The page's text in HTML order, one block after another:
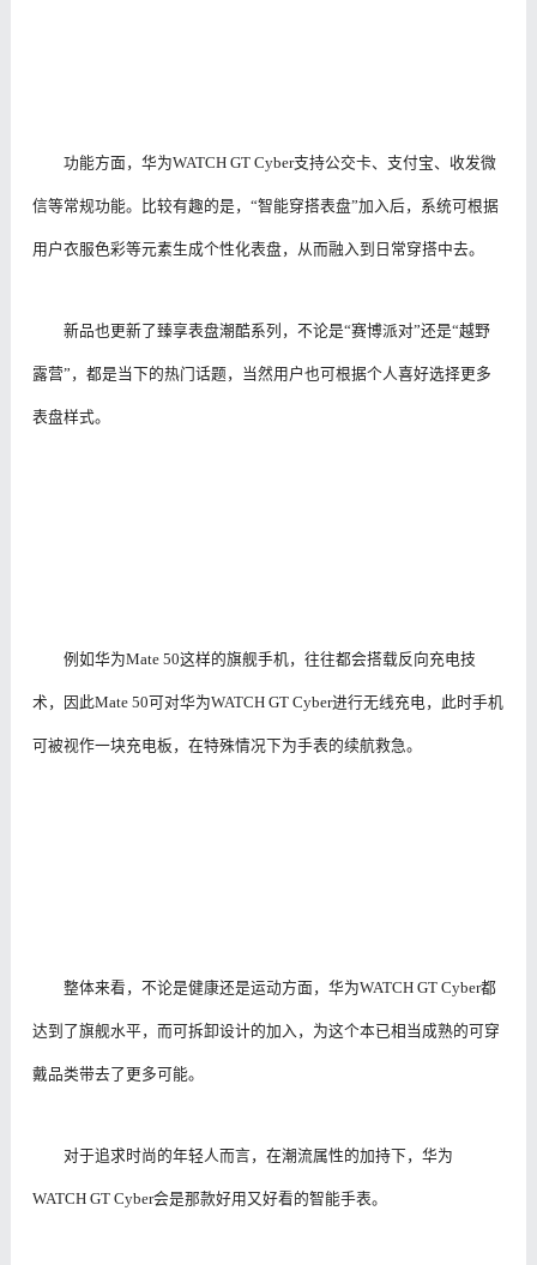
功能方面，华为WATCH GT Cyber支持公交卡、支付宝、收发微
信等常规功能。比较有趣的是，“智能穿搭表盘”加入后，系统可根据
用户衣服色彩等元素生成个性化表盘，从而融入到日常穿搭中去。
新品也更新了臻享表盘潮酷系列，不论是“赛博派对”还是“越野
露营”，都是当下的热门话题，当然用户也可根据个人喜好选择更多
表盘样式。
例如华为Mate 50这样的旗舰手机，往往都会搭载反向充电技
术，因此Mate 50可对华为WATCH GT Cyber进行无线充电，此时手机
可被视作一块充电板，在特殊情况下为手表的续航救急。
整体来看，不论是健康还是运动方面，华为WATCH GT Cyber都
达到了旗舰水平，而可拆卸设计的加入，为这个本已相当成熟的可穿
戴品类带去了更多可能。
对于追求时尚的年轻人而言，在潮流属性的加持下，华为
WATCH GT Cyber会是那款好用又好看的智能手表。